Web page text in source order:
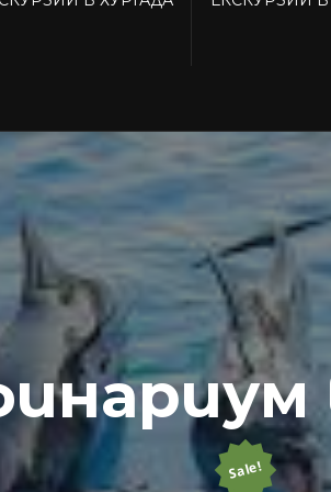
Sale!